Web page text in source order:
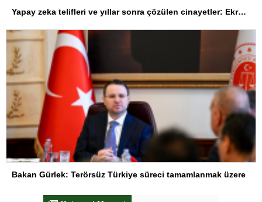
Yapay zeka telifleri ve yıllar sonra çözülen cinayetler: Ekrem Teymur sordu, Bakan Gürlek yanıtladı
Bakan Gürlek: Terörsüz Türkiye süreci tamamlanmak üzere